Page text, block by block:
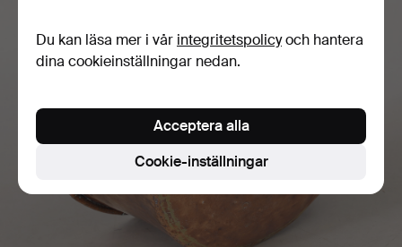
Du kan läsa mer i vår integritetspolicyoch hantera
dina cookieinställningar nedan.
Cookie-inställningar
Acceptera alla